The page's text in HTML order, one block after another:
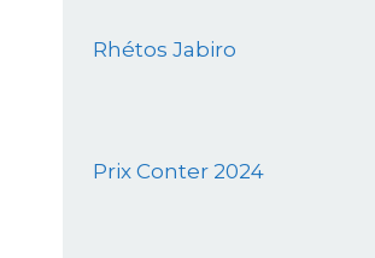
Rhétos Jabiro
Prix Conter 2024